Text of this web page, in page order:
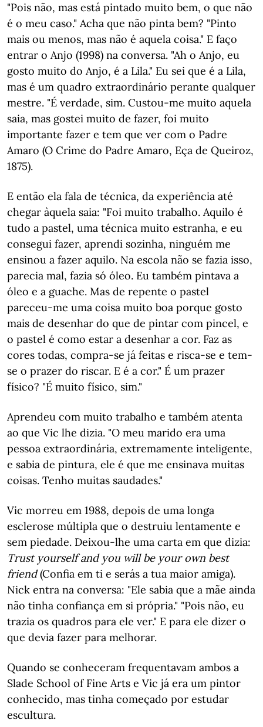
"Pois não, mas está pintado muito bem, o que não
é o meu caso." Acha que não pinta bem? "Pinto
mais ou menos, mas não é aquela coisa." E faço
entrar o Anjo (1998) na conversa. "Ah o Anjo, eu
gosto muito do Anjo, é a Lila." Eu sei que é a Lila,
mas é um quadro extraordinário perante qualquer
mestre. "É verdade, sim. Custou-me muito aquela
saia, mas gostei muito de fazer, foi muito
importante fazer e tem que ver com o Padre
Amaro (O Crime do Padre Amaro, Eça de Queiroz,
1875).
E então ela fala de técnica, da experiência até
chegar àquela saia: "Foi muito trabalho. Aquilo é
tudo a pastel, uma técnica muito estranha, e eu
consegui fazer, aprendi sozinha, ninguém me
ensinou a fazer aquilo. Na escola não se fazia isso,
parecia mal, fazia só óleo. Eu também pintava a
óleo e a guache. Mas de repente o pastel
pareceu-me uma coisa muito boa porque gosto
mais de desenhar do que de pintar com pincel, e
o pastel é como estar a desenhar a cor. Faz as
cores todas, compra-se já feitas e risca-se e tem-
se o prazer do riscar. E é a cor." É um prazer
físico? "É muito físico, sim."
Aprendeu com muito trabalho e também atenta
ao que Vic lhe dizia. "O meu marido era uma
pessoa extraordinária, extremamente inteligente,
e sabia de pintura, ele é que me ensinava muitas
coisas. Tenho muitas saudades."
Vic morreu em 1988, depois de uma longa
esclerose múltipla que o destruiu lentamente e
sem piedade. Deixou-lhe uma carta em que dizia:
Trust yourself and you will be your own best
friend(Confia em ti e serás a tua maior amiga).
Nick entra na conversa: "Ele sabia que a mãe ainda
não tinha confiança em si própria." "Pois não, eu
trazia os quadros para ele ver." E para ele dizer o
que devia fazer para melhorar.
Quando se conheceram frequentavam ambos a
Slade School of Fine Arts e Vic já era um pintor
conhecido, mas tinha começado por estudar
escultura.